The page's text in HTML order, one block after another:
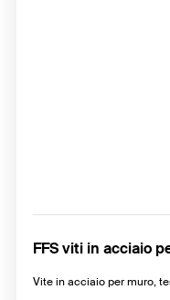
FFS viti in acciaio
Vite in acciaio per muro,